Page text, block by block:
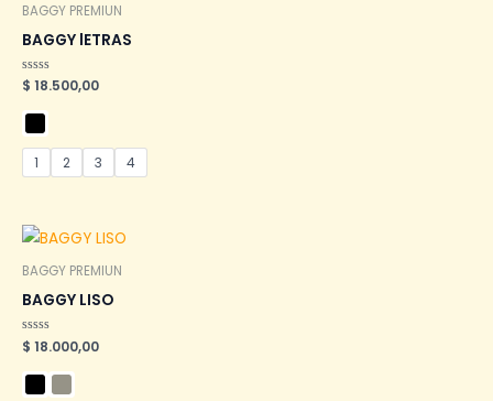
BAGGY PREMIUN
BAGGY lETRAS
Valorado
en
0
de
5
$ 18.500,00
1 2 3 4
BAGGY PREMIUN
BAGGY LISO
Valorado
en
0
de
5
$ 18.000,00